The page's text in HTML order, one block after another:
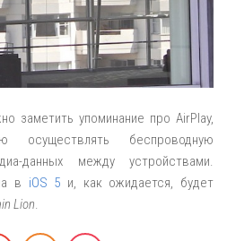
заметить упоминание про AirPlay,
осуществлять беспроводную
данных между устройствами.
в iOS 5 и, как ожидается, будет
Lion.